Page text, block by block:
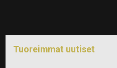
Tuoreimmat uutiset